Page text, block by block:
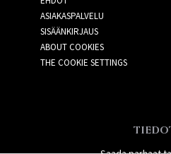
ASIAKASPALVELU
SISÄÄNKIRJAUS
ABOUT COOKIES
THE COOKIE SETTINGS